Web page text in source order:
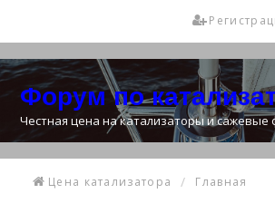
Форум по
Честная цена на катализаторы и сажевые
Цена катализатора Главная